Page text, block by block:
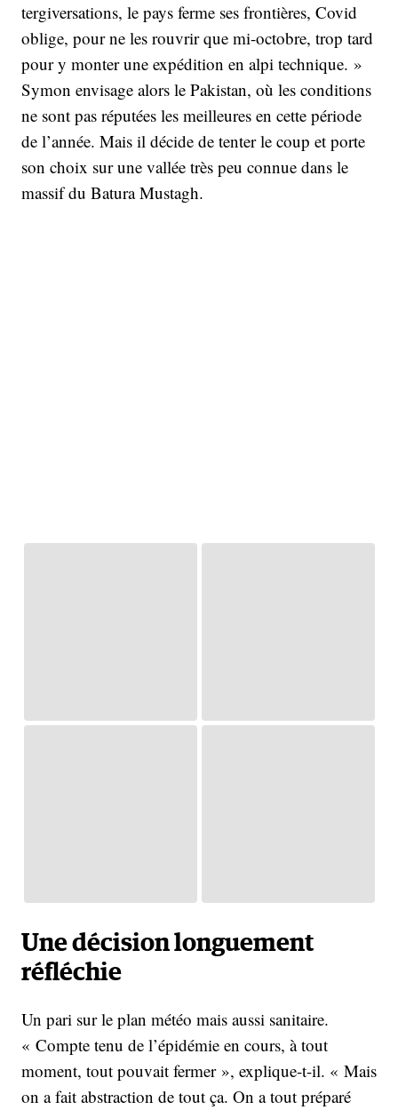
tergiversations, le pays ferme ses frontières, Covid
oblige, pour ne les rouvrir que mi-octobre, trop tard
pour y monter une expédition en alpi technique. »
Symon envisage alors le Pakistan, où les conditions
ne sont pas réputées les meilleures en cette période
de l’année. Mais il décide de tenter le coup et porte
son choix sur une vallée très peu connue dans le
massif du Batura Mustagh.
Une décision longuement
réfléchie
Un pari sur le plan météo mais aussi sanitaire.
« Compte tenu de l’épidémie en cours, à tout
moment, tout pouvait fermer », explique-t-il. « Mais
on a fait abstraction de tout ça. On a tout préparé